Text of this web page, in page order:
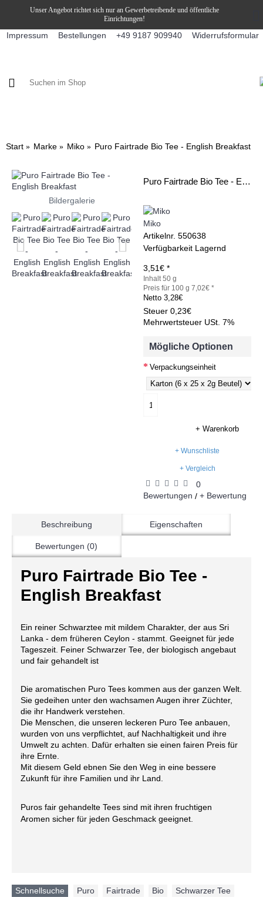
Unser Angebot richtet sich nur an Gewerbetreibende und öffentliche
Einrichtungen!
Impressum Bestellungen +49 9187 909940 Widerrufsformular
Start Marke Miko Puro Fairtrade Bio Tee - English Breakfast
Bildergalerie
Puro Fairtrade Bio Tee - English Breakfast
Miko
Artikelnr. 550638
Verfügbarkeit Lagernd
3,51€ *
Inhalt 50 g
Preis für 100 g 7,02€ *
Netto 3,28€
Steuer 0,23€
Mehrwertsteuer USt. 7%
Mögliche Optionen
Verpackungseinheit
+ Warenkorb
+ Wunschliste
+ Vergleich
0
Bewertungen / + Bewertung
Beschreibung Eigenschaften
Bewertungen (0)
Puro Fairtrade Bio Tee -
English Breakfast
Ein reiner Schwarztee mit mildem Charakter, der aus Sri
Lanka - dem früheren Ceylon - stammt. Geeignet für jede
Tageszeit. Feiner Schwarzer Tee, der biologisch angebaut
und fair gehandelt ist
Die aromatischen Puro Tees kommen aus der ganzen Welt.
Sie gedeihen unter den wachsamen Augen ihrer Züchter,
die ihr Handwerk verstehen.
Die Menschen, die unseren leckeren Puro Tee anbauen,
wurden von uns verpflichtet, auf Nachhaltigkeit und ihre
Umwelt zu achten. Dafür erhalten sie einen fairen Preis für
ihre Ernte.
Mit diesem Geld ebnen Sie den Weg in eine bessere
Zukunft für ihre Familien und ihr Land.
Puros fair gehandelte Tees sind mit ihren fruchtigen
Aromen sicher für jeden Geschmack geeignet.
Schnellsuche Puro Fairtrade Bio Schwarzer Tee